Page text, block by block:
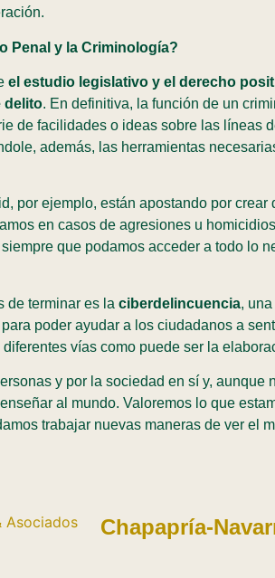
Penal y la Criminología?
el estudio legislativo y el derecho
delito. En definitiva, la función de un
de facilidades o ideas sobre las líneas
además, las herramientas
por ejemplo, están apostando por
en casos de agresiones u
siempre que podamos acceder a todo lo
de terminar es la ciberdelincuencia,
poder ayudar a los ciudadanos a
vías como puede ser la
y por la sociedad en sí y, aunque
al mundo. Valoremos lo que
trabajar nuevas maneras de ver el
Chapapría-